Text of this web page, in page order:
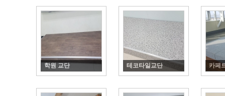
학원 교단 테코타일교단 카페